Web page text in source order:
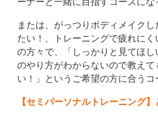
または、がっつりボディメイク
たい！、トレーニングで疲れに
の方々で、「しっかりと見てほ
のやり方がわからないので教えて
い！」というご希望の方に合うコ
【セミパーソナルトレーニング】